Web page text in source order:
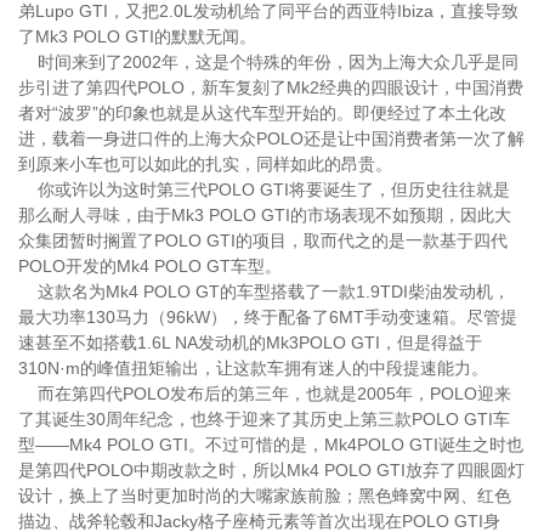
弟Lupo GTI，又把2.0L发动机给了同平台的西亚特Ibiza，直接导致
了Mk3 POLO GTI的默默无闻。
时间来到了2002年，这是个特殊的年份，因为上海大众几乎是同
步引进了第四代POLO，新车复刻了Mk2经典的四眼设计，中国消费
者对“波罗”的印象也就是从这代车型开始的。即便经过了本土化改
进，载着一身进口件的上海大众POLO还是让中国消费者第一次了解
到原来小车也可以如此的扎实，同样如此的昂贵。
你或许以为这时第三代POLO GTI将要诞生了，但历史往往就是
那么耐人寻味，由于Mk3 POLO GTI的市场表现不如预期，因此大
众集团暂时搁置了POLO GTI的项目，取而代之的是一款基于四代
POLO开发的Mk4 POLO GT车型。
这款名为Mk4 POLO GT的车型搭载了一款1.9TDI柴油发动机，
最大功率130马力（96kW），终于配备了6MT手动变速箱。尽管提
速甚至不如搭载1.6L NA发动机的Mk3POLO GTI，但是得益于
310N·m的峰值扭矩输出，让这款车拥有迷人的中段提速能力。
而在第四代POLO发布后的第三年，也就是2005年，POLO迎来
了其诞生30周年纪念，也终于迎来了其历史上第三款POLO GTI车
型——Mk4 POLO GTI。不过可惜的是，Mk4POLO GTI诞生之时也
是第四代POLO中期改款之时，所以Mk4 POLO GTI放弃了四眼圆灯
设计，换上了当时更加时尚的大嘴家族前脸；黑色蜂窝中网、红色
描边、战斧轮毂和Jacky格子座椅元素等首次出现在POLO GTI身